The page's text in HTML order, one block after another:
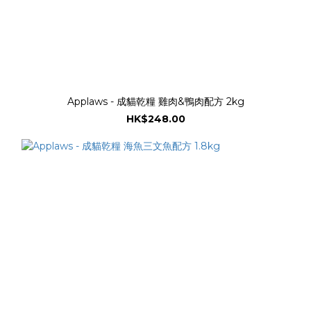
Applaws - 成貓乾糧 雞肉&鴨肉配方 2kg
HK$248.00